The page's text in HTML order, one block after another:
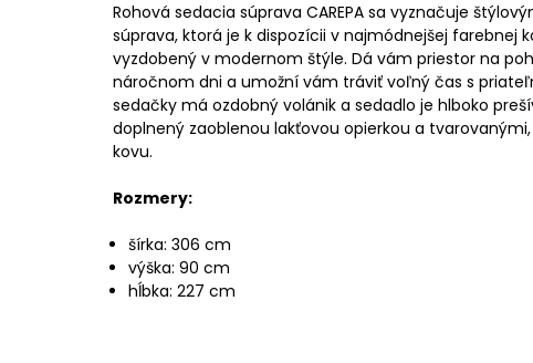
Rohová sedacia súprava CAREPA sa vyznačuje
súprava, ktorá je k dispozícii v najmódnejšej farebnej
vyzdobený v modernom štýle. Dá vám priestor na
náročnom dni a umožní vám tráviť voľný čas s
sedačky má ozdobný volánik a sedadlo je hlboko
doplnený zaoblenou lakťovou opierkou a
kovu.
Rozmery:
šírka: 306 cm
výška: 90 cm
hĺbka: 227 cm